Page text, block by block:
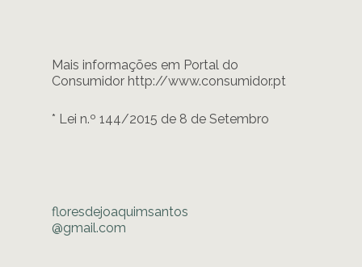
Mais informações em Portal do
Consumidor http://www.consumidor.pt
* Lei n.º 144/2015 de 8 de Setembro
floresdejoaquimsantos
@gmail.com